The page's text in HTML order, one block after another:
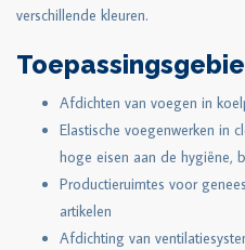
verschillende kleuren.
Afdichten van voegen in
Elastische voegenwerken in
hoge eisen aan de hygiëne,
Productieruimtes voor
artikelen
Afdichting van